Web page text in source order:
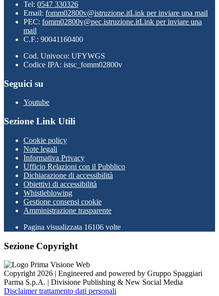
Tel: 0547 330326
Email: fomm02800v@istruzione.itLink per inviare una mail
PEC: fomm02800v@pec.istruzione.itLink per inviare una
mail
C.F.: 90041160400
Cod. Univoco: UFYWGS
Codice IPA: istsc_fomm02800v
Seguici su
Youtube
Sezione Link Utili
Cookie policy
Note legali
Informativa Privacy
Ufficio Relazioni con il Pubblico
Dichiarazione di accessibilità
Obiettivi di accessibilità
Whistleblowing
Gestione consensi cookie
Amministrazione trasparente
Pagina visualizzata 16106 volte
Sezione Copyright
Copyright 2026 | Engineered and powered by Gruppo Spaggiari
Parma S.p.A. | Divisione Publishing & New Social Media
Disclaimer trattamento dati personali